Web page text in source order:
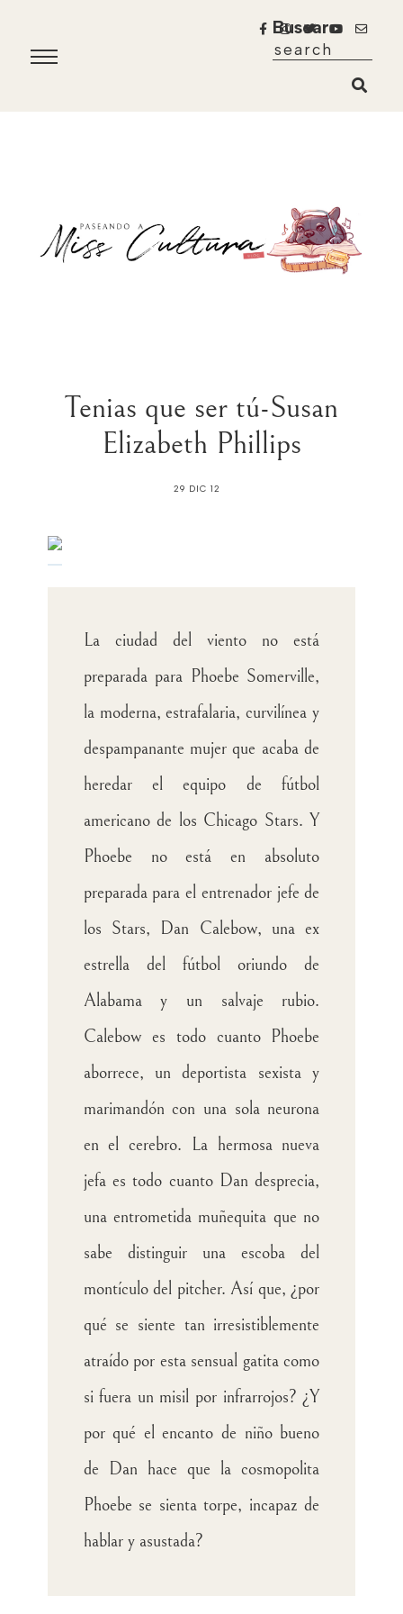
Buscar
Tenias que ser tú-Susan
Elizabeth Phillips
29 DIC 12
La ciudad del viento no está
preparada para Phoebe Somerville,
la moderna, estrafalaria, curvilínea y
despampanante mujer que acaba de
heredar el equipo de fútbol
americano de los Chicago Stars. Y
Phoebe no está en absoluto
preparada para el entrenador jefe de
los Stars, Dan Calebow, una ex
estrella del fútbol oriundo de
Alabama y un salvaje rubio.
Calebow es todo cuanto Phoebe
aborrece, un deportista sexista y
marimandón con una sola neurona
en el cerebro. La hermosa nueva
jefa es todo cuanto Dan desprecia,
una entrometida muñequita que no
sabe distinguir una escoba del
montículo del pitcher. Así que, ¿por
qué se siente tan irresistiblemente
atraído por esta sensual gatita como
si fuera un misil por infrarrojos? ¿Y
por qué el encanto de niño bueno
de Dan hace que la cosmopolita
Phoebe se sienta torpe, incapaz de
hablar y asustada?